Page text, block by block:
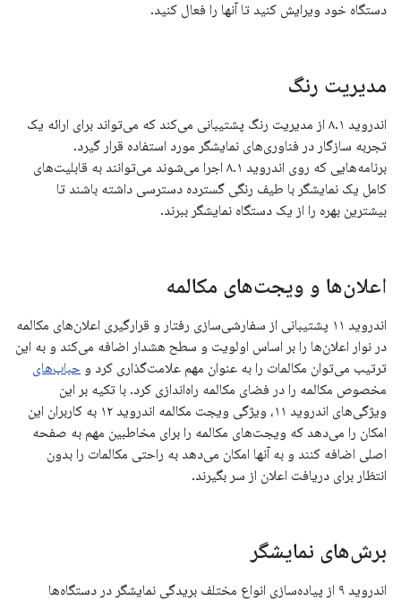
دستگاه خود ویرایش کنید تا آنها را فعال کنید.
مدیریت رنگ
اندروید ۸.۱ از مدیریت رنگ پشتیبانی می‌کند که می‌تواند برای ارائه یک
تجربه سازگار در فناوری‌های نمایشگر مورد استفاده قرار گیرد.
برنامه‌هایی که روی اندروید ۸.۱ اجرا می‌شوند می‌توانند به قابلیت‌های
کامل یک نمایشگر با طیف رنگی گسترده دسترسی داشته باشند تا
بیشترین بهره را از یک دستگاه نمایشگر ببرند.
اعلان‌ها و ویجت‌های مکالمه
اندروید ۱۱ پشتیبانی از سفارشی‌سازی رفتار و قرارگیری اعلان‌های مکالمه
در نوار اعلان‌ها را بر اساس اولویت و سطح هشدار اضافه می‌کند و به این
ترتیب می‌توان مکالمات را به عنوان مهم علامت‌گذاری کرد و حباب‌های
مخصوص مکالمه را در فضای مکالمه راه‌اندازی کرد. با تکیه بر این
ویژگی‌های اندروید ۱۱، ویژگی ویجت مکالمه اندروید ۱۲ به کاربران این
امکان را می‌دهد که ویجت‌های مکالمه را برای مخاطبین مهم به صفحه
اصلی اضافه کنند و به آنها امکان می‌دهد به راحتی مکالمات را بدون
انتظار برای دریافت اعلان از سر بگیرند.
برش‌های نمایشگر
اندروید ۹ از پیاده‌سازی انواع مختلف بریدگی نمایشگر در دستگاه‌ها